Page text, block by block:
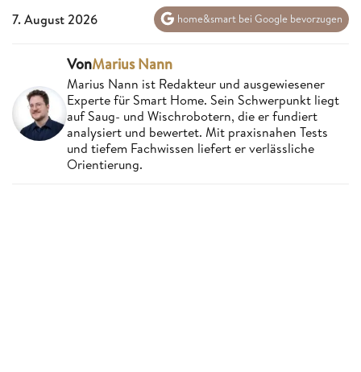
7. August 2026 home&smart bei Google bevorzugen
VonMarius Nann
Marius Nann ist Redakteur und ausgewiesener
Experte für Smart Home. Sein Schwerpunkt liegt
auf Saug- und Wischrobotern, die er fundiert
analysiert und bewertet. Mit praxisnahen Tests
und tiefem Fachwissen liefert er verlässliche
Orientierung.